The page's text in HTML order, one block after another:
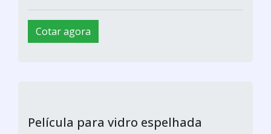
Cotar agora
Película para vidro espelhada